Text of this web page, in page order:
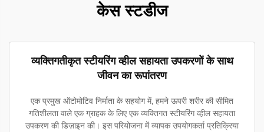
केस स्टडीज
व्यक्तिगतीकृत स्टीयरिंग व्हील सहायता उपकरणों के साथ
जीवन का रूपांतरण
एक प्रमुख ऑटोमोटिव निर्माता के सहयोग में, हमने ऊपरी शरीर की सीमित
गतिशीलता वाले एक ग्राहक के लिए एक व्यक्तिगत स्टीयरिंग व्हील सहायता
उपकरण की डिज़ाइन की। इस परियोजना में व्यापक उपयोगकर्ता प्रतिक्रिया